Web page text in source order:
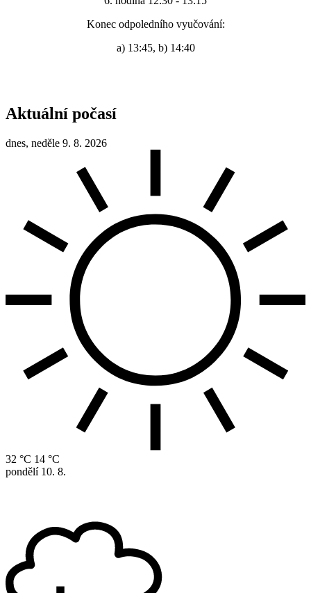
Konec odpoledního vyučování:
a) 13:45, b) 14:40
Aktuální počasí
dnes, neděle 9. 8. 2026
32 °C 14 °C
pondělí 10. 8.